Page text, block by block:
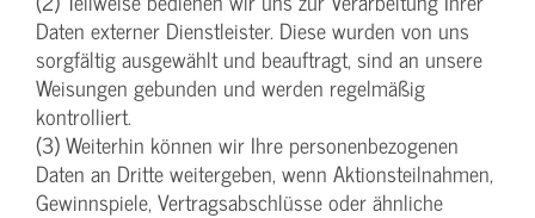
Daten externer Dienstleister. Diese wurden von uns
sorgfältig ausgewählt und beauftragt, sind an unsere
Weisungen gebunden und werden regelmäßig
kontrolliert.
(3) Weiterhin können wir Ihre personenbezogenen
Daten an Dritte weitergeben, wenn Aktionsteilnahmen,
Gewinnspiele, Vertragsabschlüsse oder ähnliche